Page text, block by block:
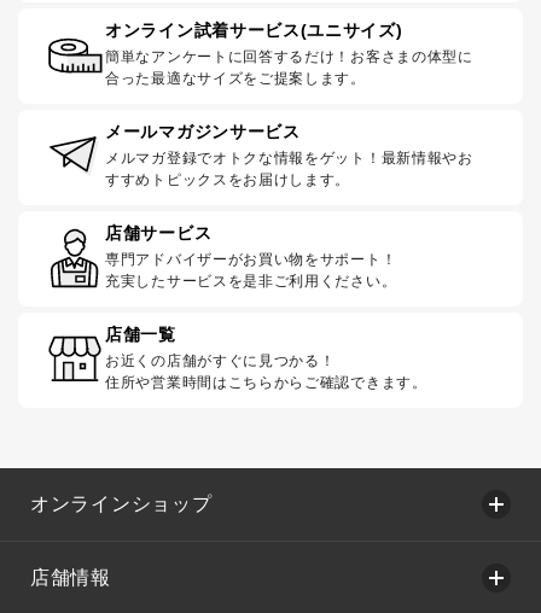
オンライン試着サービス(ユニサイズ)
簡単なアンケートに回答するだけ！お客さまの体型に
合った最適なサイズをご提案します。
メールマガジンサービス
メルマガ登録でオトクな情報をゲット！最新情報やお
すすめトピックスをお届けします。
店舗サービス
専門アドバイザーがお買い物をサポート！
充実したサービスを是非ご利用ください。
店舗一覧
お近くの店舗がすぐに見つかる！
住所や営業時間はこちらからご確認できます。
オンラインショップ
店舗情報